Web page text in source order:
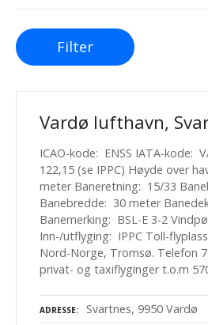
Filter
Vardø lufthavn,
ICAO-kode: ENSS IATA-kode:
122,15 (se IPPC) Høyde over
meter Baneretning: 15/33
Banebredde: 30 meter
Banemerking: BSL-E 3-2
Inn-/utflyging: IPPC Toll-
Nord-Norge, Tromsø. Telefon
privat- og taxiflyginger t.o.m
ADRESSE Svartnes, 9950 Vardø